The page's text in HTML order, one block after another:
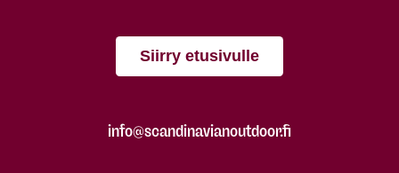
Siirry etusivulle
info@scandinavianoutdoor.fi